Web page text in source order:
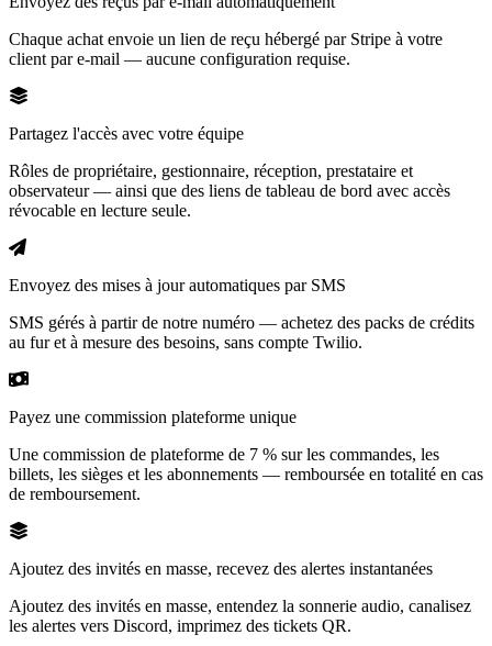
Chaque achat envoie un lien de reçu hébergé par Stripe à votre
client par e-mail — aucune configuration requise.
Partagez l'accès avec votre équipe
Rôles de propriétaire, gestionnaire, réception, prestataire et
observateur — ainsi que des liens de tableau de bord avec accès
révocable en lecture seule.
Envoyez des mises à jour automatiques par SMS
SMS gérés à partir de notre numéro — achetez des packs de crédits
au fur et à mesure des besoins, sans compte Twilio.
Payez une commission plateforme unique
Une commission de plateforme de 7 % sur les commandes, les
billets, les sièges et les abonnements — remboursée en totalité en cas
de remboursement.
Ajoutez des invités en masse, recevez des alertes instantanées
Ajoutez des invités en masse, entendez la sonnerie audio, canalisez
les alertes vers Discord, imprimez des tickets QR.